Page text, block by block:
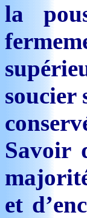
la
soucier
Savoir
et